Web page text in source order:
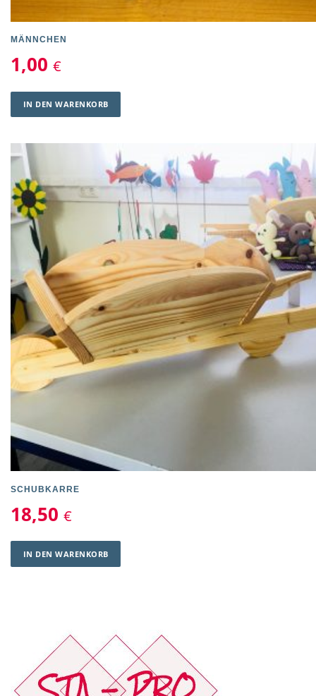
MÄNNCHEN
1,00 €
IN DEN WARENKORB
SCHUBKARRE
18,50 €
IN DEN WARENKORB